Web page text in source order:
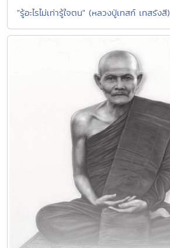
"รู้อะไรไม่เท่ารู้ใจตน" (หลวงปู่เทสก์ เทสรังสี)